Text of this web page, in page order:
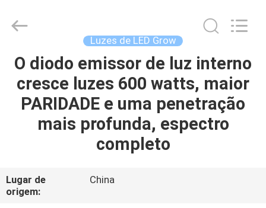
CASA
PRODUTOS
QUEM
SOMOS
Ming
Rights
Luzes de LED Grow
O diodo emissor de luz interno
cresce luzes 600 watts, maior
PARIDADE e uma penetração
mais profunda, espectro
completo
Lugar de
origem:
China